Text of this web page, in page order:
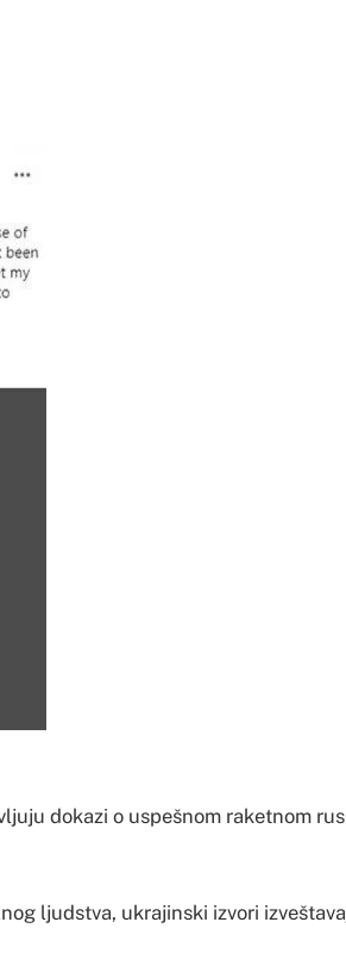
dokazi o uspešnom raketnom
ljudstva, ukrajinski izvori